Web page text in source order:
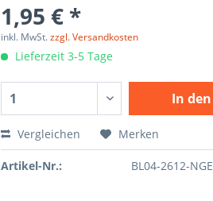
1,95 € *
inkl. MwSt.zzgl. Versandkosten
Lieferzeit 3-5 Tage
In den
Vergleichen Merken
Artikel-Nr.: BL04-2612-NGE